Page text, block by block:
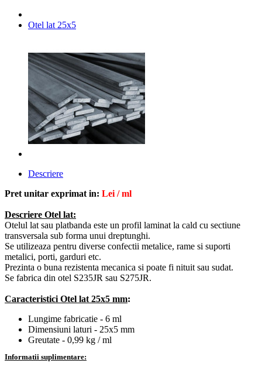
Otel lat 25x5
Descriere
Pret unitar exprimat in: Lei / ml
Descriere Otel lat:
Otelul lat sau platbanda este un profil laminat la cald cu sectiune
transversala sub forma unui dreptunghi.
Se utilizeaza pentru diverse confectii metalice, rame si suporti
metalici, porti, garduri etc.
Prezinta o buna rezistenta mecanica si poate fi nituit sau sudat.
Se fabrica din otel S235JR sau S275JR.
Caracteristici Otel lat 25x5 mm:
Lungime fabricatie - 6 ml
Dimensiuni laturi - 25x5 mm
Greutate - 0,99 kg / ml
Informatii suplimentare: